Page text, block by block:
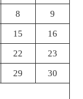
8 9
15 16
22 23
29 30